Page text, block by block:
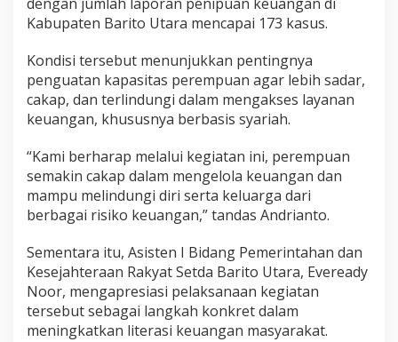
Kabupaten Barito Utara mencapai 173 kasus.
Kondisi tersebut menunjukkan pentingnya
penguatan kapasitas perempuan agar lebih sadar,
cakap, dan terlindungi dalam mengakses layanan
keuangan, khususnya berbasis syariah.
“Kami berharap melalui kegiatan ini, perempuan
semakin cakap dalam mengelola keuangan dan
mampu melindungi diri serta keluarga dari
berbagai risiko keuangan,” tandas Andrianto.
Sementara itu, Asisten I Bidang Pemerintahan dan
Kesejahteraan Rakyat Setda Barito Utara, Eveready
Noor, mengapresiasi pelaksanaan kegiatan
tersebut sebagai langkah konkret dalam
meningkatkan literasi keuangan masyarakat.